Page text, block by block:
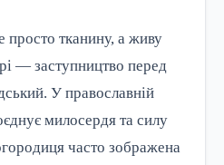
просто тканину, а живу
— заступництво перед
У православній
милосердя та силу
часто зображена